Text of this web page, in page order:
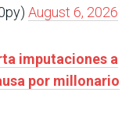
August 6, 2026
imputaciones a
por millonario